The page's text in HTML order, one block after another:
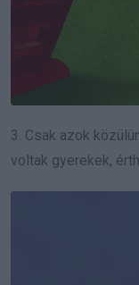
3. Csak azok
voltak gyerekek,